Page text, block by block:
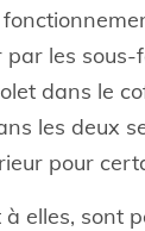
les
dans le
les deux
pour
elles, sont